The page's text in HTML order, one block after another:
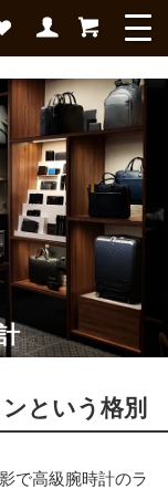
という格別
で高級腕時計のラ